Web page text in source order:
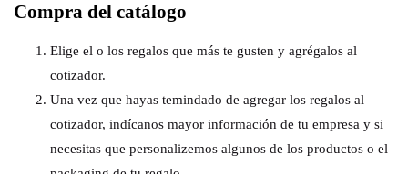
Compra del catálogo
Elige el o los regalos que más te gusten y agrégalos al
cotizador.
Una vez que hayas temindado de agregar los regalos al
cotizador, indícanos mayor información de tu empresa y si
necesitas que personalizemos algunos de los productos o el